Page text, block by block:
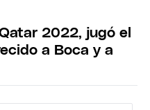
2022, jugó el
a Boca y a